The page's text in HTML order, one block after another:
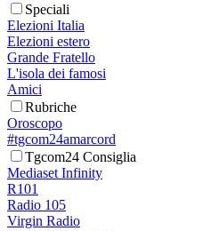
Speciali
Elezioni Italia
Elezioni estero
Grande Fratello
L'isola dei famosi
Amici
Rubriche
Oroscopo
#tgcom24amarcord
Tgcom24 Consiglia
Mediaset Infinity
R101
Radio 105
Virgin Radio